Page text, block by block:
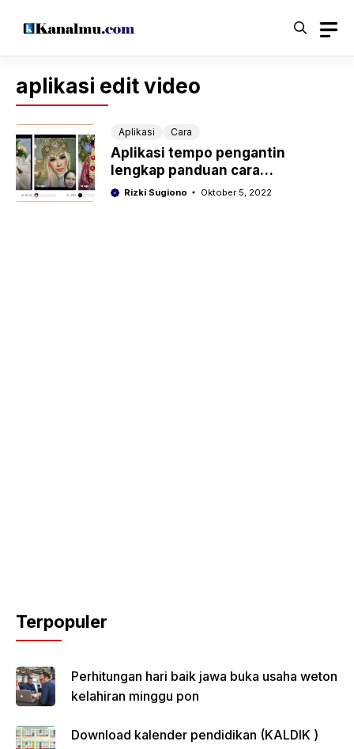
aplikasi edit video
Aplikasi Cara
Aplikasi tempo pengantin
lengkap panduan cara
menggunakannya
Rizki Sugiono Oktober 5, 2022
Terpopuler
Perhitungan hari baik jawa buka usaha weton
kelahiran minggu pon
Download kalender pendidikan (KALDIK )